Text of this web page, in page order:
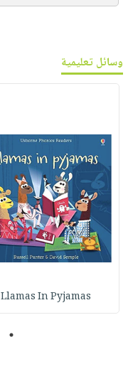
وسائل تعليمية
Llamas In Pyjamas
1